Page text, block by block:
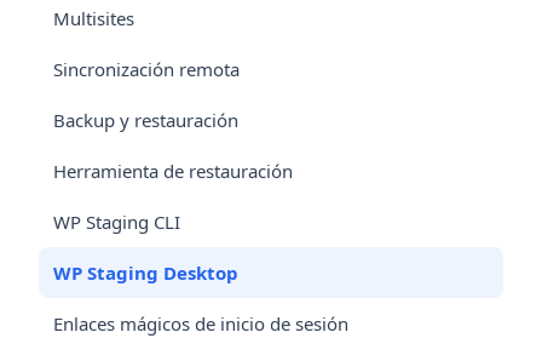
Multisites
Sincronización remota
Backup y restauración
Herramienta de restauración
WP Staging CLI
WP Staging Desktop
Enlaces mágicos de inicio de sesión